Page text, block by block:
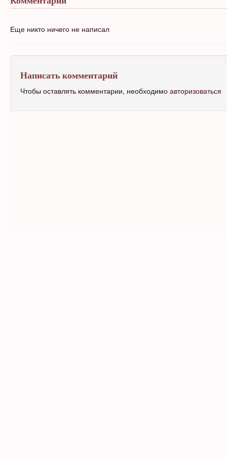
Еще никто ничего не написал
Написать комментарий
Чтобы оставлять комментарии, необходимо авторизоваться